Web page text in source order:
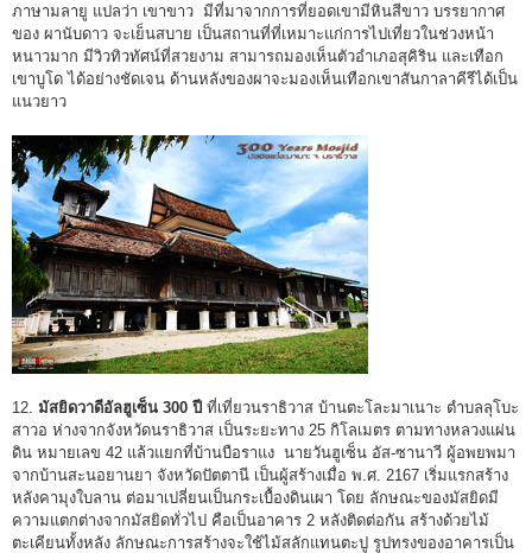
ภาษามลายู แปลว่า เขาขาว มีที่มาจากการที่ยอดเขามีหินสีขาว บรรยากาศ
ของ ผานับดาว จะเย็นสบาย เป็นสถานที่ที่เหมาะแก่การไปเที่ยวในช่วงหน้า
หนาวมาก มีวิวทิวทัศน์ที่สวยงาม สามารถมองเห็นตัวอำเภอสุคิริน และเทือก
เขาบูโด ได้อย่างชัดเจน ด้านหลังของผาจะมองเห็นเทือกเขาสันกาลาคีรีได้เป็น
แนวยาว
12. มัสยิดวาดีอัลฮูเซ็น 300 ปี ที่เที่ยวนราธิวาส บ้านตะโละมาเนาะ ตำบลลุโบะ
สาวอ ห่างจากจังหวัดนราธิวาส เป็นระยะทาง 25 กิโลเมตร ตามทางหลวงแผ่น
ดิน หมายเลข 42 แล้วแยกที่บ้านบือราแง นายวันฮูเซ็น อัส-ซานาวี ผู้อพยพมา
จากบ้านสะนอยานยา จังหวัดปัตตานี เป็นผู้สร้างเมื่อ พ.ศ. 2167 เริ่มแรกสร้าง
หลังคามุงใบลาน ต่อมาเปลี่ยนเป็นกระเบื้องดินเผา โดย ลักษณะของมัสยิดมี
ความแตกต่างจากมัสยิดทั่วไป คือเป็นอาคาร 2 หลังติดต่อกัน สร้างด้วยไม้
ตะเคียนทั้งหลัง ลักษณะการสร้างจะใช้ไม้สลักแทนตะปู รูปทรงของอาคารเป็น